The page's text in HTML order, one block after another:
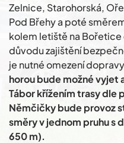
Zelnice, Starohorská,
Pod Břehy a poté
kolem letiště na Bořetice
důvodu zajištění
je nutné omezení
horou bude možné vyjet
Tábor křížením trasy dle
Němčičky bude provoz
směry v jednom pruhu s
650 m).